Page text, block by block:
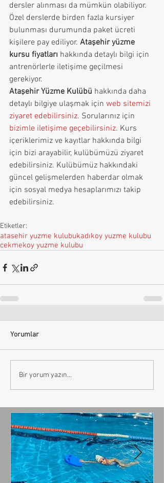
dersler alınması da mümkün olabiliyor.
Özel derslerde birden fazla kursiyer
bulunması durumunda paket ücreti
kişilere pay ediliyor. Ataşehir yüzme
kursu fiyatları hakkında detaylı bilgi için
antrenörlerle iletişime geçilmesi
gerekiyor.
Ataşehir Yüzme Kulübü hakkında daha
detaylı bilgiye ulaşmak için web sitemizi
ziyaret edebilirsiniz. Sorularınız için
bizimle iletişime geçebilirsiniz. Kurs
içeriklerimiz ve kayıtlar hakkında bilgi
için bizi arayabilir, kulübümüzü ziyaret
edebilirsiniz. Kulübümüz hakkındaki
güncel gelişmelerden haberdar olmak
için sosyal medya hesaplarımızı takip
edebilirsiniz.
Etiketler:
atasehir yuzme kulubukadıkoy yuzme kulubu
cekmekoy yuzme kulubu
Yorumlar
Bir yorum yazın...